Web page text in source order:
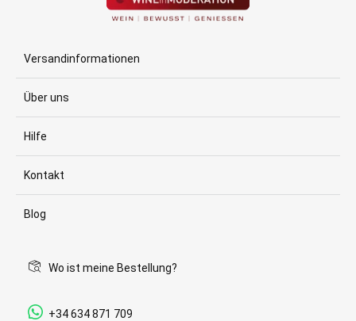
Versandinformationen
Über uns
Hilfe
Kontakt
Blog
Wo ist meine Bestellung?
+34 634 871 709